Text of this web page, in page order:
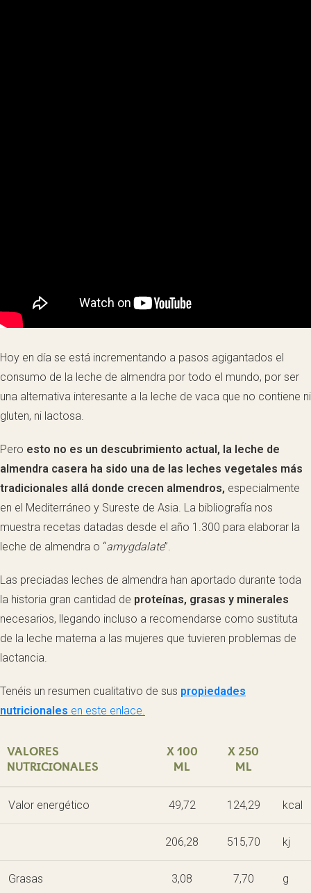
Hoy en día se está incrementando a pasos agigantados el
consumo de la leche de almendra por todo el mundo, por ser
una alternativa interesante a la leche de vaca que no contiene ni
gluten, ni lactosa.
Pero esto no es un descubrimiento actual, la leche de
almendra casera ha sido una de las leches vegetales más
tradicionales allá donde crecen almendros, especialmente
en el Mediterráneo y Sureste de Asia. La bibliografía nos
muestra recetas datadas desde el año 1.300 para elaborar la
leche de almendra o “amygdalate”.
Las preciadas leches de almendra han aportado durante toda
la historia gran cantidad de proteínas, grasas y minerales
necesarios, llegando incluso a recomendarse como sustituta
de la leche materna a las mujeres que tuvieren problemas de
lactancia.
Tenéis un resumen cualitativo de sus propiedades
nutricionales en este enlace.
VALORES
NUTRICIONALES
X 100
ML
X 250
ML
Valor energético 49,72 124,29 kcal
206,28 515,70 kj
Grasas 3,08 7,70 g